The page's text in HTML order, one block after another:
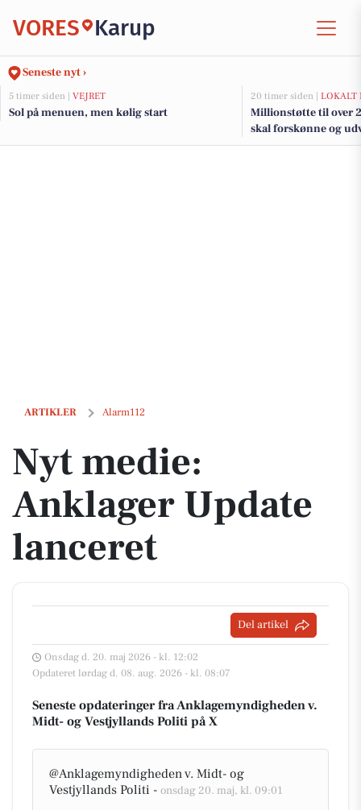
VORES Karup
Seneste nyt ›
5 timer siden | VEJRET
Sol på menuen, men kølig start
20 timer siden | LOKALT
Millionstøtte til over
skal forskønne og
Kommunes mindre
ARTIKLER Alarm112
Nyt medie: Anklager Update lanceret
Nyt medie:
Anklager Update
lanceret
Del artikel
Onsdag d. 20. maj 2026 - kl. 12:02
Opdateret lørdag d. 08. aug. 2026 - kl. 08:07
Seneste opdateringer fra Anklagemyndigheden v.
Midt- og Vestjyllands Politi på X
@Anklagemyndigheden v. Midt- og
Vestjyllands Politi - onsdag 20. maj, kl. 09:01